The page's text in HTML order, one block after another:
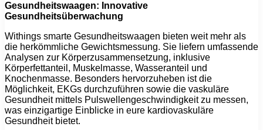
Gesundheitswaagen: Innovative
Gesundheitsüberwachung
Withings smarte Gesundheitswaagen bieten weit mehr als
die herkömmliche Gewichtsmessung. Sie liefern umfassende
Analysen zur Körperzusammensetzung, inklusive
Körperfettanteil, Muskelmasse, Wasseranteil und
Knochenmasse. Besonders hervorzuheben ist die
Möglichkeit, EKGs durchzuführen sowie die vaskuläre
Gesundheit mittels Pulswellengeschwindigkeit zu messen,
was einzigartige Einblicke in eure kardiovaskuläre
Gesundheit bietet.